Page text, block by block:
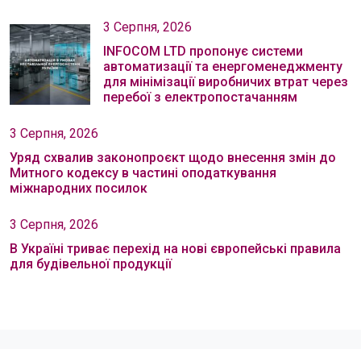
3 Серпня, 2026
INFOCOM LTD пропонує системи
автоматизації та енергоменеджменту
для мінімізації виробничих втрат через
перебої з електропостачанням
3 Серпня, 2026
Уряд схвалив законопроєкт щодо внесення змін до
Митного кодексу в частині оподаткування
міжнародних посилок
3 Серпня, 2026
В Україні триває перехід на нові європейські правила
для будівельної продукції